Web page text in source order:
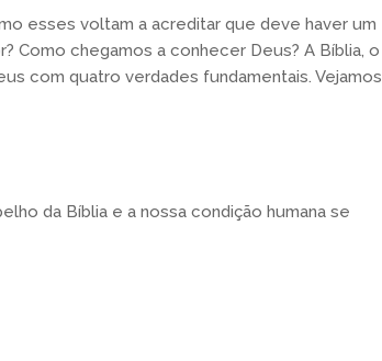
esses voltam a acreditar que deve haver um
Como chegamos a conhecer Deus? A Bíblia, o
com quatro verdades fundamentais. Vejamos
da Bíblia e a nossa condição humana se